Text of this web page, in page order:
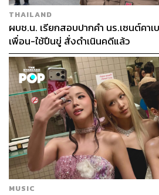
THAILAND
ผบช.น. เรียกสอบปากคำ นร.เซนต์คา
เพื่อน-ใช้ปืนขู่ สั่งดำเนินคดีแล้ว
MUSIC